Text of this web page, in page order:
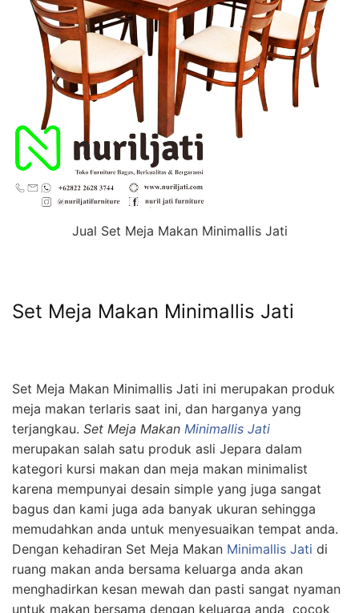
Jual Set Meja Makan Minimallis Jati
Set Meja Makan Minimallis Jati
Set Meja Makan Minimallis Jati ini merupakan produk
meja makan terlaris saat ini, dan harganya yang
terjangkau. Set Meja Makan Minimallis Jati
merupakan salah satu produk asli Jepara dalam
kategori kursi makan dan meja makan minimalist
karena mempunyai desain simple yang juga sangat
bagus dan kami juga ada banyak ukuran sehingga
memudahkan anda untuk menyesuaikan tempat anda.
Dengan kehadiran Set Meja Makan Minimallis Jati di
ruang makan anda bersama keluarga anda akan
menghadirkan kesan mewah dan pasti sangat nyaman
untuk makan bersama dengan keluarga anda cocok